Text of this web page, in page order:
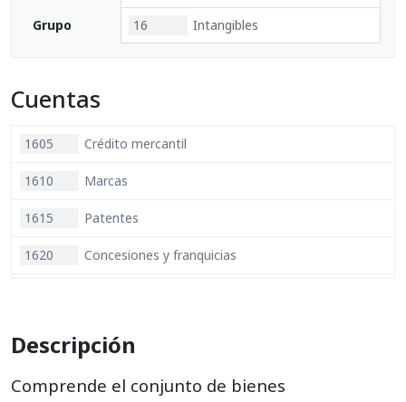
Grupo 16 Intangibles
Cuentas
1605 Crédito mercantil
1610 Marcas
1615 Patentes
1620 Concesiones y franquicias
Descripción
Comprende el conjunto de bienes